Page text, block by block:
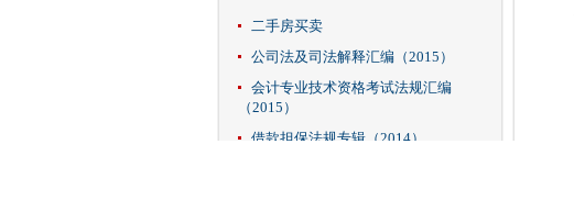
二手房买卖
公司法及司法解释汇编（2015）
会计专业技术资格考试法规汇编
（2015）
借款担保法规专辑（2014）